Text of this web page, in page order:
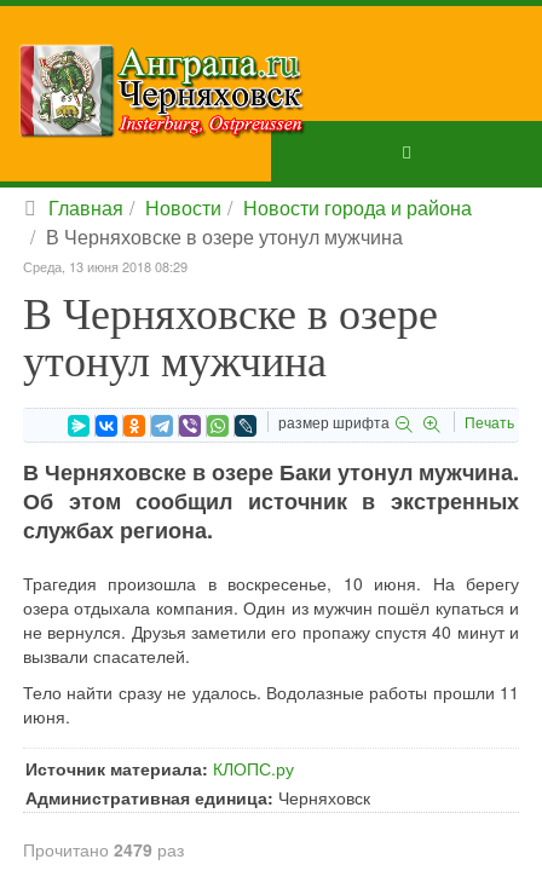
Главная Новости
Новости города и района
В Черняховске в озере утонул мужчина
Среда, 13 июня 2018 08:29
В Черняховске в озере
утонул мужчина
размер шрифта Печать
В Черняховске в озере Баки утонул мужчина.
Об этом сообщил источник в экстренных
службах региона.
Трагедия произошла в воскресенье, 10 июня. На берегу
озера отдыхала компания. Один из мужчин пошёл купаться и
не вернулся. Друзья заметили его пропажу спустя 40 минут и
вызвали спасателей.
Тело найти сразу не удалось. Водолазные работы прошли 11
июня.
Источник материала: КЛОПС.ру
Административная единица: Черняховск
Прочитано 2479 раз